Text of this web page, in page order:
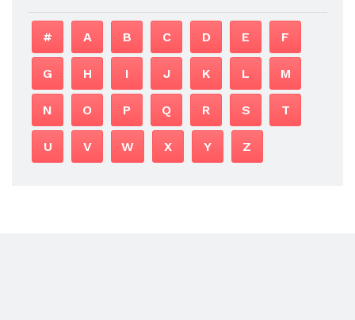
# A B C D E F
G H I J K L M
N O P Q R S T
U V W X Y Z